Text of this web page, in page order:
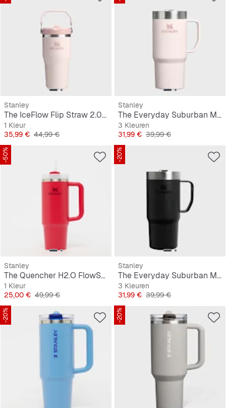
Stanley
The IceFlow Flip Straw 2.0 Tumbler | 0,6L
1 Kleur
Prijs
35,99 € Originele Prijs
44,99 €
Stanley
The Everyday Suburban Mug | 0,5L
3 Kleuren
Prijs
31,99 € Originele Prijs
39,99 €
-50%
Stanley
The Quencher H2.O FlowState Tumbler 0,9L
1 Kleur
Prijs
25,00 € Originele Prijs
49,99 €
-20%
Stanley
The Everyday Suburban Mug | 0,5L
3 Kleuren
Prijs
31,99 € Originele Prijs
39,99 €
-20% -20%